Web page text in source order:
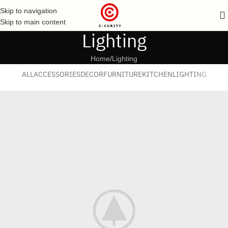
Skip to navigation
Skip to main content
Lighting
Home Lighting
ALLACCESSORIESDECORFURNITUREKITCHENLIGHTING